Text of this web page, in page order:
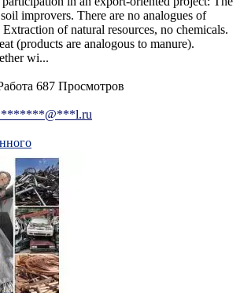
improvers. There are no analogues of
of natural resources, no chemicals.
(products are analogous to manure).
wi...
687 Просмотров